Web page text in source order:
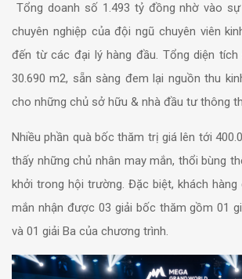
Tổng doanh số 1.493 tỷ đồng nhờ vào
chuyên nghiệp của đội ngũ chuyên viên
đến từ các đại lý hàng đầu. Tổng diện
30.690 m2, sẵn sàng đem lại nguồn thu
cho những chủ sở hữu & nhà đầu tư thông
Nhiều phần quà bốc thăm trị giá lên tới
thấy những chủ nhân may mắn, thổi bùng
khởi trong hội trường. Đặc biệt, khách
mắn nhận được 03 giải bốc thăm gồm 01
và 01 giải Ba của chương trình.